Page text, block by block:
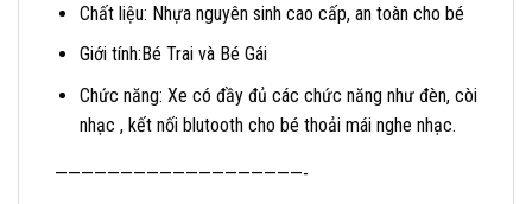
Chất liệu: Nhựa nguyên sinh cao cấp, an toàn cho bé
Giới tính:Bé Trai và Bé Gái
Chức năng: Xe có đầy đủ các chức năng như đèn, còi
nhạc , kết nối blutooth cho bé thoải mái nghe nhạc.
———————————————————-